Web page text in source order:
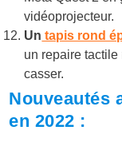
vidéoprojecteur.
Un tapis rond
un repaire
casser.
Nouveautés
en 2022 :